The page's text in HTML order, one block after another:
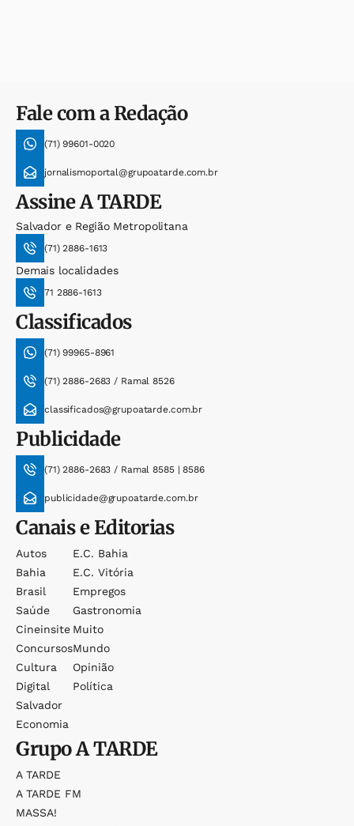
Fale com a Redação
(71) 99601-0020
jornalismoportal@grupoatarde.com.br
AssineA TARDE
Salvador e Região Metropolitana
(71) 2886-1613
Demais localidades
71 2886-1613
Classificados
(71) 99965-8961
(71) 2886-2683 / Ramal 8526
classificados@grupoatarde.com.br
Publicidade
(71) 2886-2683 / Ramal 8585 | 8586
publicidade@grupoatarde.com.br
Canais e Editorias
Autos
Bahia
Brasil
Saúde
Cineinsite
Concursos
Cultura
Digital
Salvador
Economia
E.c. Bahia
E.c. Vitória
Empregos
Gastronomia
Muito
Mundo
Opinião
Política
GrupoA TARDE
A TARDE
A TARDE FM
MASSA!